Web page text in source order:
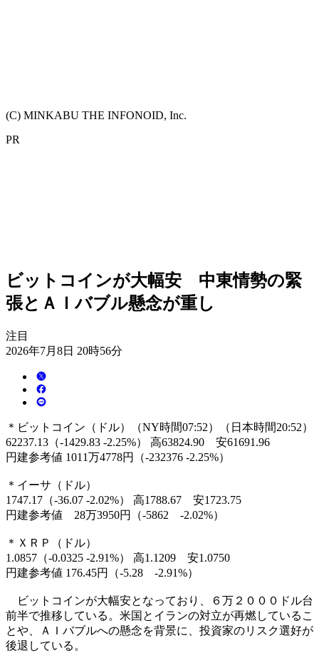
(C) MINKABU THE INFONOID, Inc.
PR
ビットコインが大幅安 中東情勢の緊
張とＡＩバブル懸念が重し
注目
2026年7月8日 20時56分
＊ビットコイン（ドル）（NY時間07:52）（日本時間20:52）
62237.13（-1429.83 -2.25%） 高63824.90 安61691.96
円建参考値 1011万4778円（-232376 -2.25%）
＊イーサ（ドル）
1747.17（-36.07 -2.02%） 高1788.67 安1723.75
円建参考値 28万3950円（-5862 -2.02%）
＊ＸＲＰ（ドル）
1.0857（-0.0325 -2.91%） 高1.1209 安1.0750
円建参考値 176.45円（-5.28 -2.91%）
ビットコインが大幅安となっており、６万２０００ドル台
前半で推移している。米国とイランの対立が再燃しているこ
とや、ＡＩバブルへの懸念を背景に、投資家のリスク選好が
後退している。